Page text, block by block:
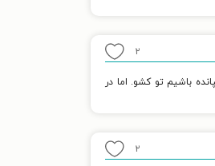
۲
باشیم تو کشو. اما در
۲